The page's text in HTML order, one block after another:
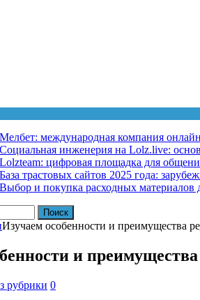
Мелбет: международная компания
Социальная инженерия на Lolz.live:
Lolzteam: цифровая площадка для
База трастовых сайтов 2025 года:
Выбор и покупка расходных материалов
Изучаем особенности и преимущества
и
рубрики 0